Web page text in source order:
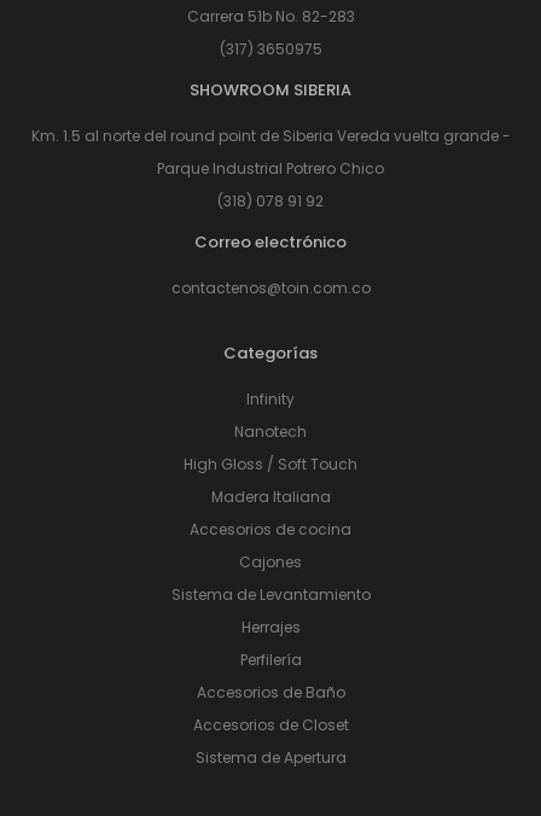
Carrera 51b No. 82-283
(317) 3650975
SHOWROOM SIBERIA
Km. 1.5 al norte del round point de Siberia Vereda vuelta grande -
Parque Industrial Potrero Chico
(318) 078 91 92
Correo electrónico
contactenos@toin.com.co
Categorías
Infinity
Nanotech
High Gloss / Soft Touch
Madera Italiana
Accesorios de cocina
Cajones
Sistema de Levantamiento
Herrajes
Perfilería
Accesorios de Baño
Accesorios de Closet
Sistema de Apertura